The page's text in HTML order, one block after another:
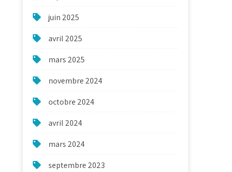
juin 2025
avril 2025
mars 2025
novembre 2024
octobre 2024
avril 2024
mars 2024
septembre 2023